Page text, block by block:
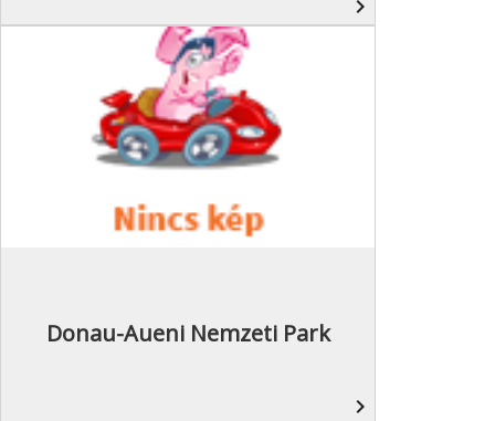
navigate_next
Donau-Aueni Nemzeti Park
navigate_next